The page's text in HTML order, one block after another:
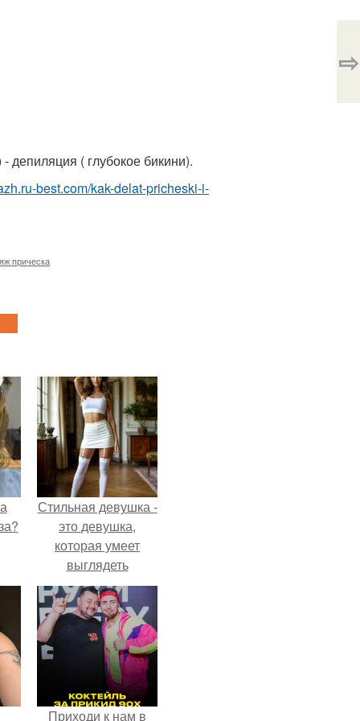
депиляция ( глубокое бикини).
best.com/kak-delat-pricheski-i-
прическа
⇨
Стильная девушка -
это девушка,
которая умеет
выглядеть
привлекательно и
элегантно в любои
ситуации.
Приходи к нам в